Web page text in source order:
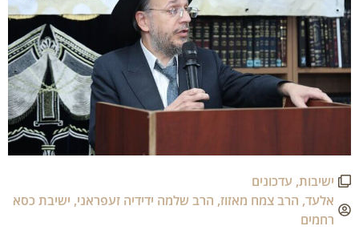
ישיבות,עדכונים
אלעד,הרב צמח מאזוז,הרב שלמה ידידיה זעפראני,ישיבת כסא
רחמים